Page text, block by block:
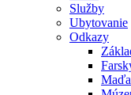
Služby
Ubytovanie
Odkazy